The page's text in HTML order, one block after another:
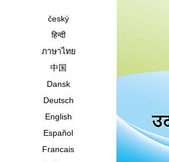
český
हिन्दी
ภาษาไทย
中国
Dansk
Deutsch
English
Español
Francais